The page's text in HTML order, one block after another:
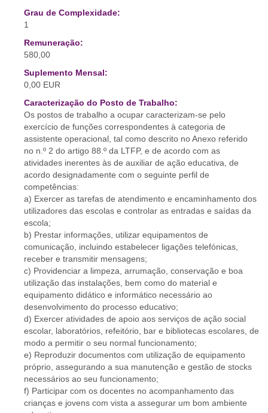
Grau de Complexidade:
1
Remuneração:
580,00
Suplemento Mensal:
0,00 EUR
Caracterização do Posto de Trabalho:
Os postos de trabalho a ocupar caracterizam-se pelo
exercício de funções correspondentes à categoria de
assistente operacional, tal como descrito no Anexo referido
no n.º 2 do artigo 88.º da LTFP, e de acordo com as
atividades inerentes às de auxiliar de ação educativa, de
acordo designadamente com o seguinte perfil de
competências:
a) Exercer as tarefas de atendimento e encaminhamento dos
utilizadores das escolas e controlar as entradas e saídas da
escola;
b) Prestar informações, utilizar equipamentos de
comunicação, incluindo estabelecer ligações telefónicas,
receber e transmitir mensagens;
c) Providenciar a limpeza, arrumação, conservação e boa
utilização das instalações, bem como do material e
equipamento didático e informático necessário ao
desenvolvimento do processo educativo;
d) Exercer atividades de apoio aos serviços de ação social
escolar, laboratórios, refeitório, bar e bibliotecas escolares, de
modo a permitir o seu normal funcionamento;
e) Reproduzir documentos com utilização de equipamento
próprio, assegurando a sua manutenção e gestão de stocks
necessários ao seu funcionamento;
f) Participar com os docentes no acompanhamento das
crianças e jovens com vista a assegurar um bom ambiente